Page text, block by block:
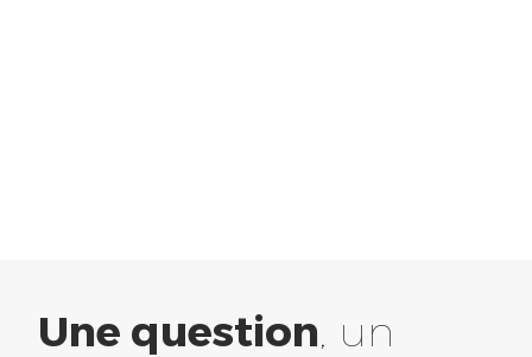
Une question , un